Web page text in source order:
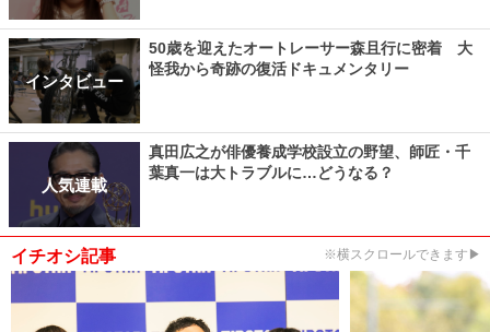
インタビュー
50歳を迎えたオートレーサー森且行に密着 大
怪我から奇跡の復活ドキュメンタリー
人気連載
真田広之が俳優養成学校設立の野望、師匠・千
葉真一は大トラブルに…どうなる？
イチオシ記事 ※横スクロールできます▶